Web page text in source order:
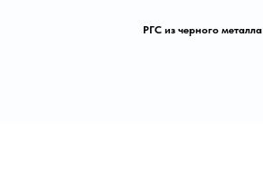
РГС из черного металла